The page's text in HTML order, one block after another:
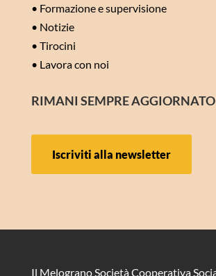
• Formazione e supervisione
• Notizie
• Tirocini
• Lavora con noi
RIMANI SEMPRE
Iscriviti alla newsletter
Il Melograno Società Cooperativa